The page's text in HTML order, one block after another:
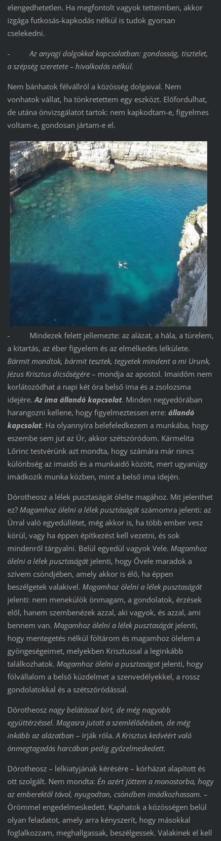
elengedhetetlen. Ha megfontolt vagyok tetteimben, akkor
izgága futkosás-kapkodás nélkül is tudok gyorsan
cselekedni.
- Az anyagi dolgokkal kapcsolatban: gondosság, tisztelet,
a szépség szeretete – hivalkodás nélkül.
Nem bánhatok félvállról a közösség dolgaival. Nem
vonhatok vállat, ha tönkretettem egy eszközt. Előfordulhat,
de utána önvizsgálatot tartok: nem kapkodtam-e, figyelmes
voltam-e, gondosan jártam-e el.
- Mindezek felett jellemezte: az alázat, a hála, a türelem,
a kitartás, az éber figyelem és az elmélkedés lelkülete.
Bármit mondtok, bármit tesztek, tegyetek mindent a mi Urunk,
Jézus Krisztus dicsőségére – mondja az apostol. Imaidőm nem
korlátozódhat a napi két óra belső ima és a zsolozsma
idejére. Az ima állandó kapcsolat. Minden negyedórában
harangozni kellene, hogy figyelmeztessen erre: állandó
kapcsolat. Ha olyannyira belefeledkezem a munkába, hogy
eszembe sem jut az Úr, akkor szétszóródom. Kármelita
Lőrinc testvérünk azt mondta, hogy számára már nincs
különbség az imaidő és a munkaidő között, mert ugyanúgy
imádkozik munka közben, mint a belső ima idején.
Dórotheosz a lélek pusztaságát ölelte magához. Mit jelenthet
ez? Magamhoz ölelni a lélek pusztáságátszámomra jelenti: az
Úrral való egyedüllétet, még akkor is, ha több ember vesz
körül, vagy ha éppen építkezést kell vezetni, és sok
mindenről tárgyalni. Belül egyedül vagyok Vele. Magamhoz
ölelni a lélek pusztaságátjelenti, hogy Ővele maradok a
szívem csöndjében, amely akkor is élő, ha éppen
beszélgetek valakivel. Magamhoz ölelni a lélek pusztaságát
jelenti: nem menekülök önmagam, a gondolatok, érzések
elől, hanem szembenézek azzal, aki vagyok, és azzal, ami
bennem van. Magamhoz ölelni a lélek pusztaságátjelenti,
hogy mentegetés nélkül föltárom és magamhoz ölelem a
gyöngeségeimet, melyekben Krisztussal a leginkább
találkozhatok. Magamhoz ölelni a pusztaságotjelenti, hogy
fölvállalom a belső küzdelmet a szenvedélyekkel, a rossz
gondolatokkal és a szétszóródással.
Dórotheosz nagy belátással bírt, de még nagyobb
együttérzéssel. Magasra jutott a szemlélődésben, de még
inkább az alázatban – írják róla. A Krisztus kedvéért való
önmegtagadás harcában pedig győzelmeskedett.
Dórotheosz – lelkiatyjának kérésére – kórházat alapított és
ott szolgált. Nem mondta: Én azért jöttem a monostorba, hogy
az emberektől távol, nyugodtan, csöndben imádkozhassam. –
Örömmel engedelmeskedett. Kaphatok a közösségen belül
olyan feladatot, amely arra kényszerít, hogy másokkal
foglalkozzam, meghallgassak, beszélgessek. Valakinek el kell